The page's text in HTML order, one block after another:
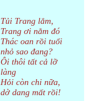
Tủi Trang lắm,
Trang ơi nằm đó
Thác oan rồi tuổi
nhỏ sao đang?
Ôi thôi tất cả lỡ
làng
Hỏi còn chi nữa,
dở dang mất rồi!